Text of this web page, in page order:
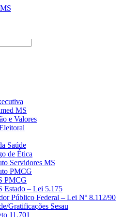
MS
e Valores
Saúde
de Ética
Servidores MS
PMCG
PMCG
Estado – Lei 5.175
Público Federal – Lei Nº 8.112/90
Gratificações Sesau
11.701